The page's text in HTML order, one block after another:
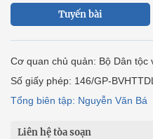
Tuyến bài
Cơ quan chủ quản: Bộ Dân tộc
Số giấy phép: 146/GP-
Tổng biên tập: Nguyễn Văn Bá
Liên hệ tòa soạn